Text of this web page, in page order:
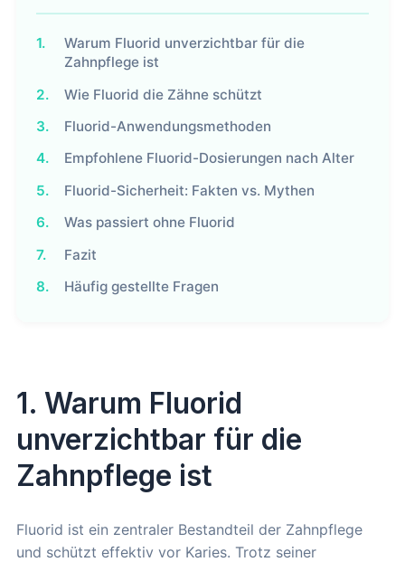
1.
Warum Fluorid unverzichtbar für die
Zahnpflege ist
2.
Wie Fluorid die Zähne schützt
3.
Fluorid-Anwendungsmethoden
4.
Empfohlene Fluorid-Dosierungen nach Alter
5.
Fluorid-Sicherheit: Fakten vs. Mythen
6.
Was passiert ohne Fluorid
7.
Fazit
8.
Häufig gestellte Fragen
1. Warum Fluorid
unverzichtbar für die
Zahnpflege ist
Fluorid ist ein zentraler Bestandteil der Zahnpflege
und schützt effektiv vor Karies. Trotz seiner